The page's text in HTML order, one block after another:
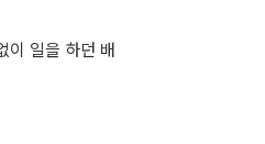
이 일을 하던 배